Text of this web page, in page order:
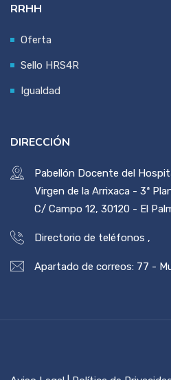
RRHH
Oferta
Sello HRS4R
Igualdad
DIRECCIÓN
Pabellón Docente del
Virgen de la Arrixaca - 3ª
C/ Campo 12, 30120 - El
Directorio de teléfonos ,
Apartado de correos: 77 -